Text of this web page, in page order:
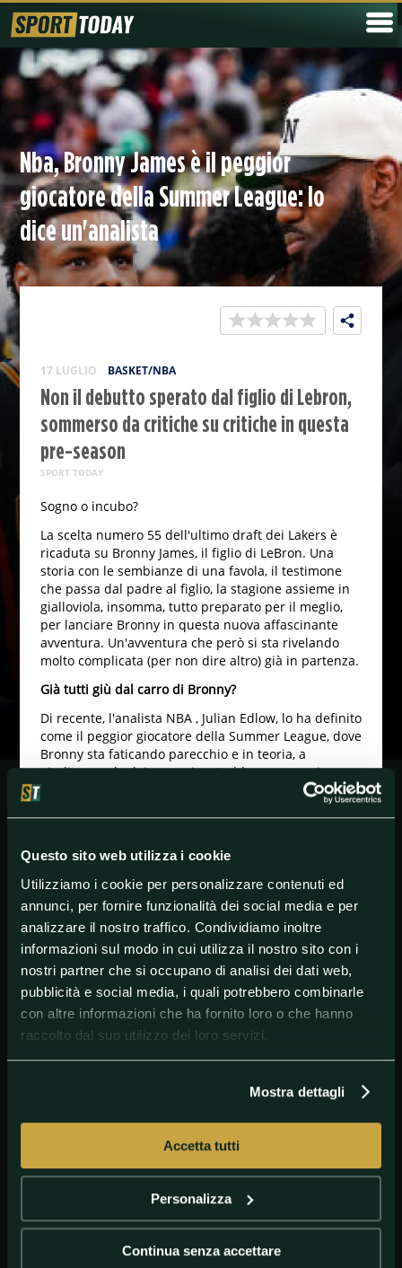
Questo sito web utilizza i cookie
Utilizziamo i cookie per personalizzare contenuti ed
annunci, per fornire funzionalità dei social media e per
analizzare il nostro traffico. Condividiamo inoltre
informazioni sul modo in cui utilizza il nostro sito con i
nostri partner che si occupano di analisi dei dati web,
pubblicità e social media, i quali potrebbero combinarle
con altre informazioni che ha fornito loro o che hanno
raccolto dal suo utilizzo dei loro servizi.
Mostra dettagli
Accetta tutti
Personalizza
Continua senza accettare
Nba, Bronny James è il peggior
giocatore della Summer League: lo
dice un'analista
17 LUGLIO BASKET/NBA
Non il debutto sperato dal figlio di Lebron,
sommerso da critiche su critiche in questa
pre-season
SPORT TODAY
Sogno o incubo?
La scelta numero 55 dell'ultimo draft dei Lakers è
ricaduta su Bronny James, il figlio di LeBron. Una
storia con le sembianze di una favola, il testimone
che passa dal padre al figlio, la stagione assieme in
gialloviola, insomma, tutto preparato per il meglio,
per lanciare Bronny in questa nuova affascinante
avventura. Un'avventura che però si sta rivelando
molto complicata (per non dire altro) già in partenza.
Già tutti giù dal carro di Bronny?
Di recente, l'analista NBA , Julian Edlow, lo ha definito
come il peggior giocatore della Summer League, dove
Bronny sta faticando parecchio e in teoria, a
giudicare solo dai numeri, potrebbe avere ragione.
Ma sono in tanti a pensare che la Summer League
non vada letta allo stesso modo delle statistiche del
significare molto.
Chi avrà ragione? Già tra qualche mese, potremmo
scoprirlo...
#BronnyJames #NBA #SummerLeague
Bronny e Lebron